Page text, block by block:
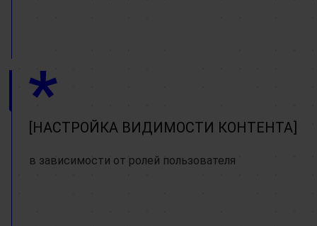
НАСТРОЙКА ВИДИМОСТИ КОНТЕНТА
в зависимости от ролей пользователя